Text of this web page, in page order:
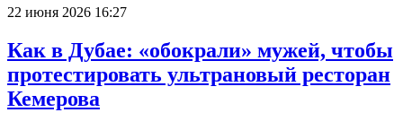
22 июня 2026 16:27
Как в Дубае: «обокрали» мужей, чтобы
протестировать ультрановый ресторан
Кемерова